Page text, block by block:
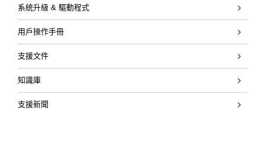
系統升級 & 驅動程式
用戶操作手冊
支援文件
知識庫
支援新聞